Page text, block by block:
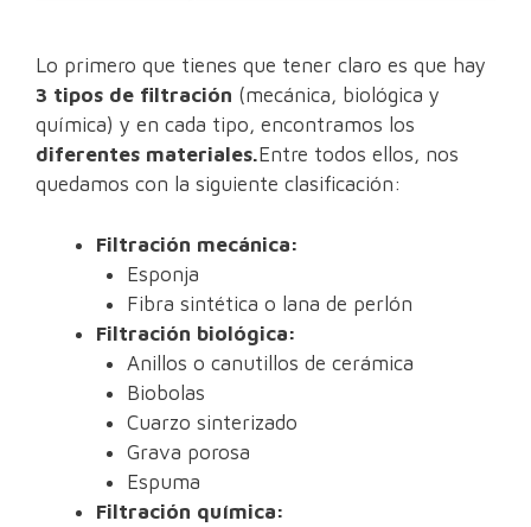
Lo primero que tienes que tener claro es que hay
3 tipos de filtración (mecánica, biológica y
química) y en cada tipo, encontramos los
diferentes materiales.Entre todos ellos, nos
quedamos con la siguiente clasificación:
Filtración mecánica:
Esponja
Fibra sintética o lana de perlón
Filtración biológica:
Anillos o canutillos de cerámica
Biobolas
Cuarzo sinterizado
Grava porosa
Espuma
Filtración química: